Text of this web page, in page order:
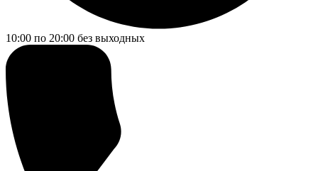
10:00 по 20:00 без выходных